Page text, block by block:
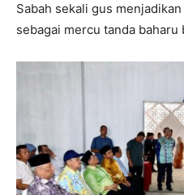
Sabah sekali gus
sebagai mercu tanda baharu